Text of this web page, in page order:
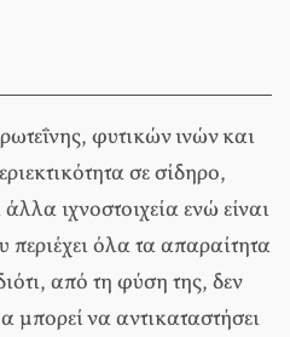
φυτικών ινών και
σε σίδηρο,
ιχνοστοιχεία ενώ είναι
όλα τα απαραίτητα
από τη φύση της, δεν
μπορεί να αντικαταστήσει